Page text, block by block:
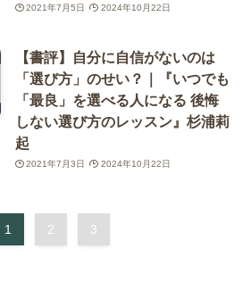
2021年7月5日 2024年10月22日
【書評】自分に自信がないのは
「選び方」のせい？｜『いつでも
「最良」を選べる人になる 後悔
しない選び方のレッスン』杉浦莉
起
2021年7月3日 2024年10月22日
1 2 3